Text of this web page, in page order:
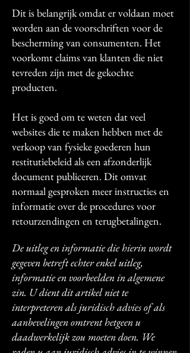
Dit is belangrijk omdat er voldaan moet
worden aan de voorschriften voor de
bescherming van consumenten. Het
voorkomt claims van klanten die niet
tevreden zijn met de gekochte
producten.
Het is goed om te weten dat veel
websites die te maken hebben met de
verkoop van fysieke goederen hun
restitutiebeleid als een afzonderlijk
document publiceren. Dit omvat
normaal gesproken meer instructies en
informatie over de procedures voor
retourzendingen en terugbetalingen.
De uitleg en informatie die hierin wordt
gegeven betreft echter enkel uitleg,
informatie en voorbeelden in algemene
zin. U dient dit artikel niet te
interpreteren als juridisch advies of als
aanbevelingen omtrent hetgeen u
daadwerkelijk zou moeten doen. We